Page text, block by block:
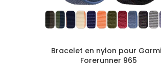
Bracelet en nylon pour
Forerunner 965